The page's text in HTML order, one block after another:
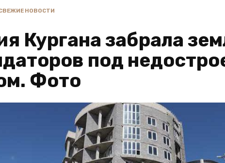
НОВОСТИ
Кургана забрала
под
Фото